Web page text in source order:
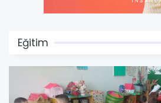
Eğitim